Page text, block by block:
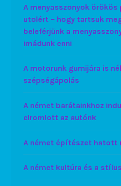
A menyasszonyok örökös
utolért – hogy tartsuk
beleférjünk a
imádunk enni
A motorunk gumijára is
szépségápolás
A német barátainkhoz
elromlott az autónk
A német építészet hatott
A német kultúra és a